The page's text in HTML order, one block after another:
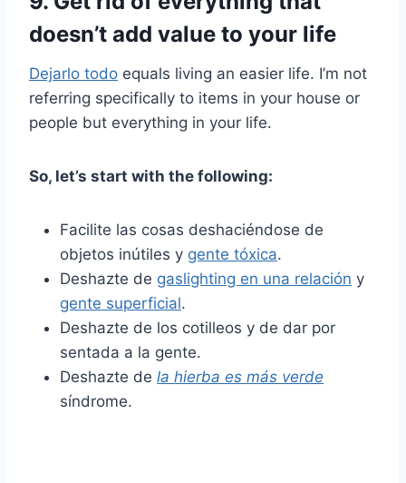
doesn’t add value to your life
Dejarlo todo equals living an easier life. I’m not
referring specifically to items in your house or
people but everything in your life.
So, let’s start with the following:
Facilite las cosas deshaciéndose de
objetos inútiles y gente tóxica.
Deshazte de gaslighting en una relación y
gente superficial.
Deshazte de los cotilleos y de dar por
sentada a la gente.
Deshazte de la hierba es más verde
síndrome.